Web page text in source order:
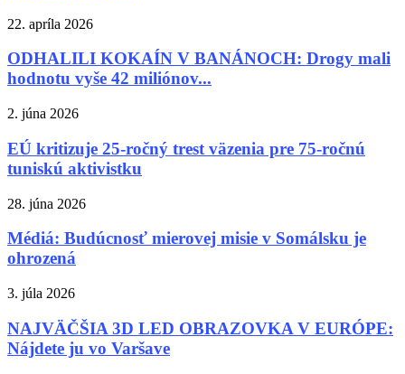
22. apríla 2026
ODHALILI KOKAÍN V BANÁNOCH: Drogy mali
hodnotu vyše 42 miliónov...
2. júna 2026
EÚ kritizuje 25-ročný trest väzenia pre 75-ročnú
tuniskú aktivistku
28. júna 2026
Médiá: Budúcnosť mierovej misie v Somálsku je
ohrozená
3. júla 2026
NAJVÄČŠIA 3D LED OBRAZOVKA V EURÓPE:
Nájdete ju vo Varšave